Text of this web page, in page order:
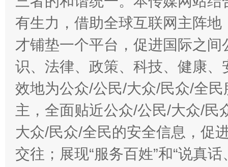
有生力，借助全球互联网主阵
才铺垫一个平台，促进国际之
识、法律、政策、科技、健康
效地为公众/公民/大众/民众/全
主，全面贴近公众/公民/大众/民
大众/民众/全民的安全信息，促
交往；展现“服务百姓”和“说真